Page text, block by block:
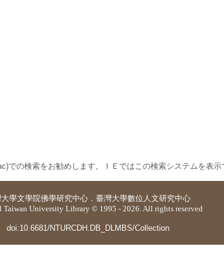
での検索をお勧めします。ＩＥではこの検索システムを表示
學文學院佛學研究中心 ． 臺灣大學數位人文研究中心
Taiwan University Library © 1995 - 2026. All rights reserved
doi:10.6681/NTURCDH.DB_DLMBS/Collection